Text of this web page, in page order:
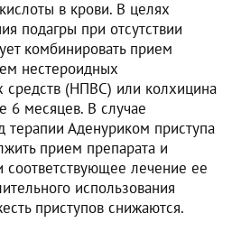
в крови. В целях
подагры при отсутствии
комбинировать прием
нестероидных
средств (НПВС) или колхицина
6 месяцев. В случае
терапии Аденуриком приступа
прием препарата и
соответствующее лечение ее
использования
приступов снижаются.